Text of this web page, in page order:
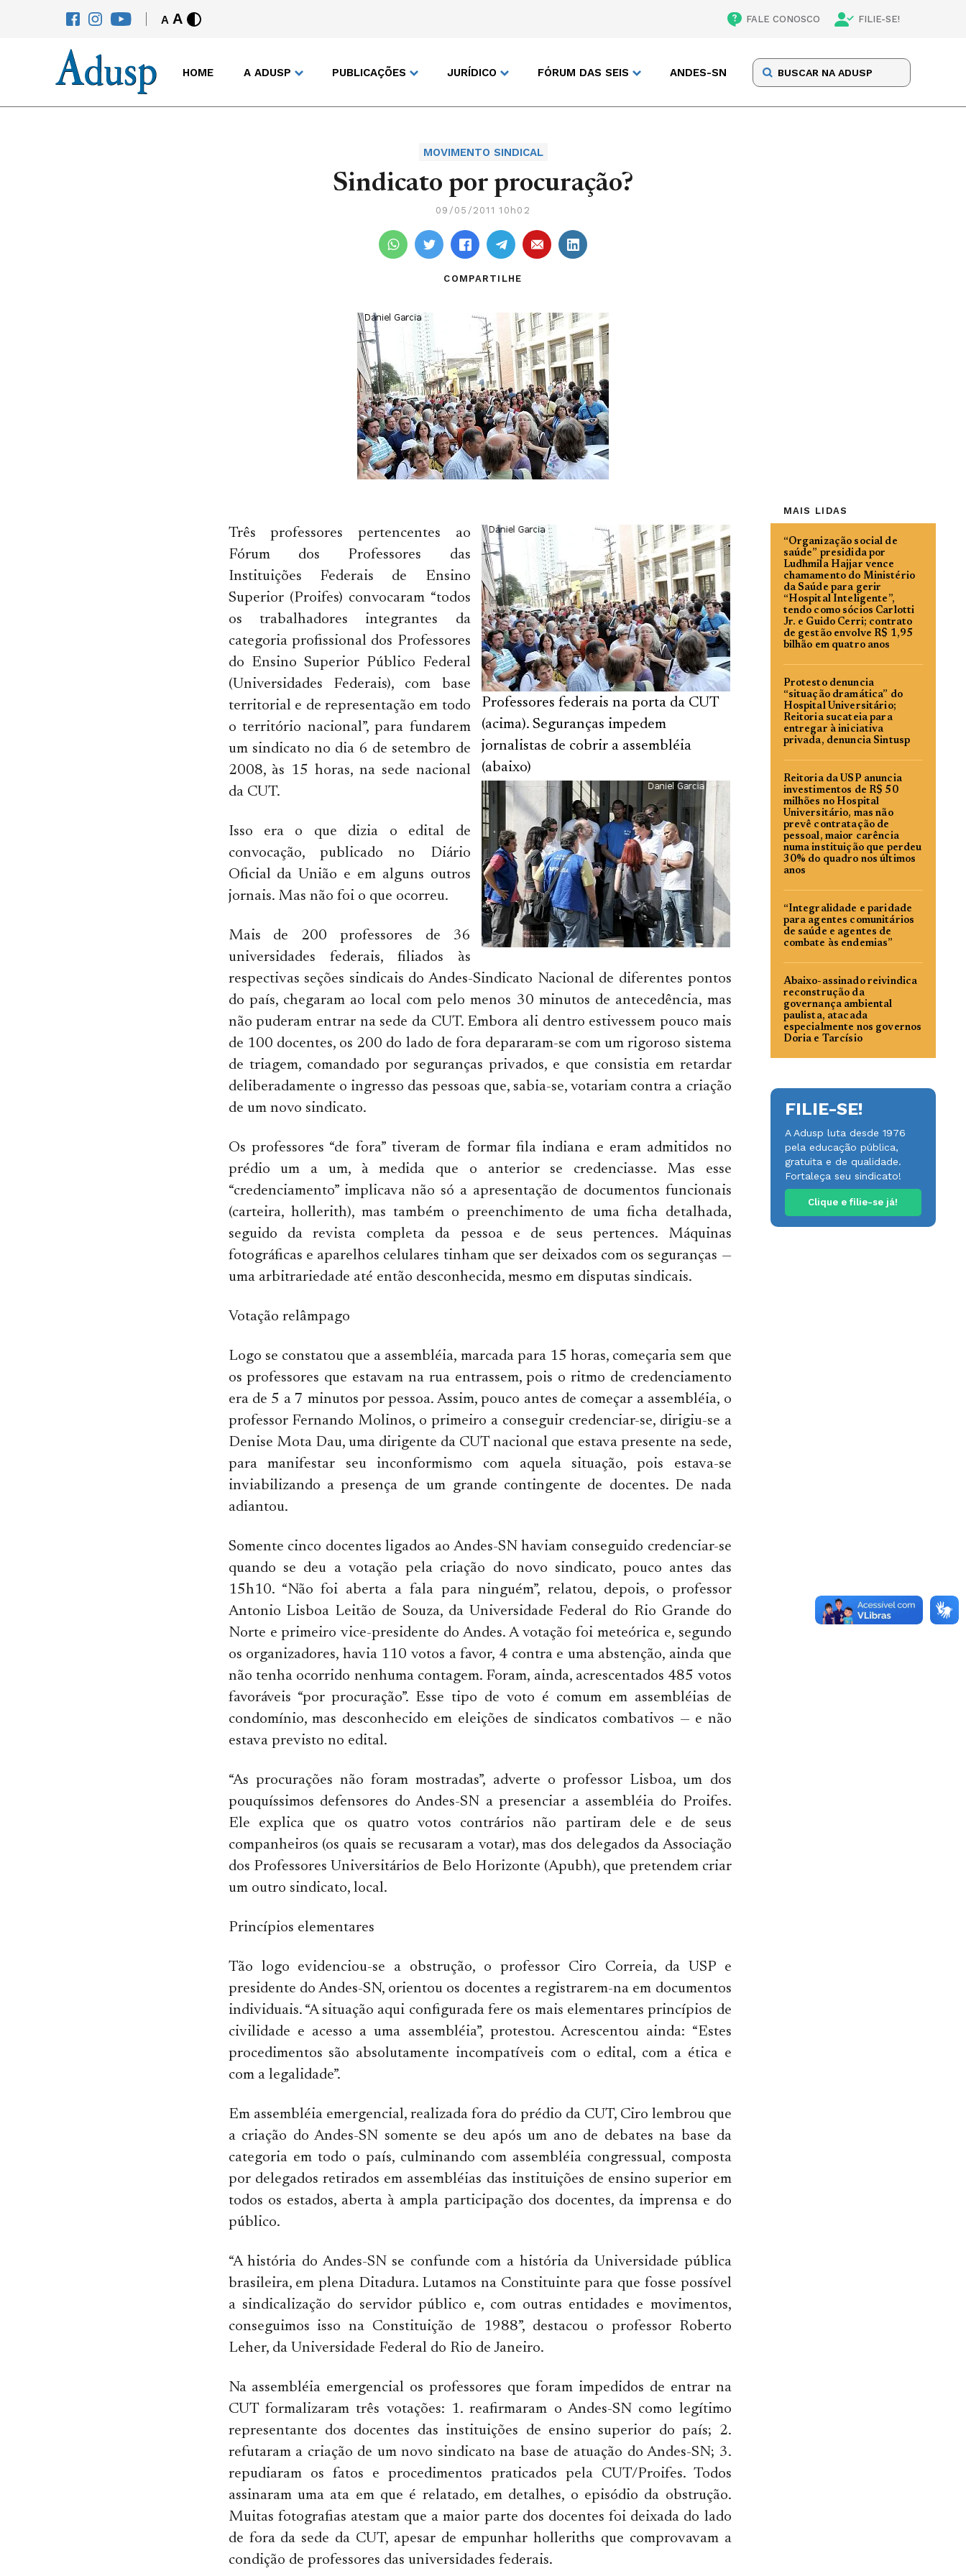
A A FALE CONOSCO FILIE-SE!
HOME A ADUSP PUBLICAÇÕES JURÍDICO FÓRUM DAS SEIS ANDES-SN
MOVIMENTO SINDICAL
Sindicato por procuração?
09/05/2011 10h02
COMPARTILHE
Professores federais na porta da CUT
(acima). Seguranças impedem
jornalistas de cobrir a assembléia
(abaixo)
Três professores pertencentes ao
Fórum dos Professores das
Instituições Federais de Ensino
Superior (Proifes) convocaram “todos
os trabalhadores integrantes da
categoria profissional dos Professores
do Ensino Superior Público Federal
(Universidades Federais), com base
territorial e de representação em todo
o território nacional”, para fundarem
um sindicato no dia 6 de setembro de
2008, às 15 horas, na sede nacional
da CUT.
Isso era o que dizia o edital de
convocação, publicado no Diário
Oficial da União e em alguns outros
jornais. Mas não foi o que ocorreu.
Mais de 200 professores de 36
universidades federais, filiados às
respectivas seções sindicais do Andes-Sindicato Nacional de diferentes pontos
do país, chegaram ao local com pelo menos 30 minutos de antecedência, mas
não puderam entrar na sede da CUT. Embora ali dentro estivessem pouco mais
de 100 docentes, os 200 do lado de fora depararam-se com um rigoroso sistema
de triagem, comandado por seguranças privados, e que consistia em retardar
deliberadamente o ingresso das pessoas que, sabia-se, votariam contra a criação
de um novo sindicato.
Os professores “de fora” tiveram de formar fila indiana e eram admitidos no
prédio um a um, à medida que o anterior se credenciasse. Mas esse
“credenciamento” implicava não só a apresentação de documentos funcionais
(carteira, hollerith), mas também o preenchimento de uma ficha detalhada,
seguido da revista completa da pessoa e de seus pertences. Máquinas
fotográficas e aparelhos celulares tinham que ser deixados com os seguranças —
uma arbitrariedade até então desconhecida, mesmo em disputas sindicais.
Votação relâmpago
Logo se constatou que a assembléia, marcada para 15 horas, começaria sem que
os professores que estavam na rua entrassem, pois o ritmo de credenciamento
era de 5 a 7 minutos por pessoa. Assim, pouco antes de começar a assembléia, o
professor Fernando Molinos, o primeiro a conseguir credenciar-se, dirigiu-se a
Denise Mota Dau, uma dirigente da CUT nacional que estava presente na sede,
para manifestar seu inconformismo com aquela situação, pois estava-se
inviabilizando a presença de um grande contingente de docentes. De nada
adiantou.
Somente cinco docentes ligados ao Andes-SN haviam conseguido credenciar-se
quando se deu a votação pela criação do novo sindicato, pouco antes das
15h10. “Não foi aberta a fala para ninguém”, relatou, depois, o professor
Antonio Lisboa Leitão de Souza, da Universidade Federal do Rio Grande do
Norte e primeiro vice-presidente do Andes. A votação foi meteórica e, segundo
os organizadores, havia 110 votos a favor, 4 contra e uma abstenção, ainda que
não tenha ocorrido nenhuma contagem. Foram, ainda, acrescentados 485 votos
favoráveis “por procuração”. Esse tipo de voto é comum em assembléias de
condomínio, mas desconhecido em eleições de sindicatos combativos — e não
estava previsto no edital.
“As procurações não foram mostradas”, adverte o professor Lisboa, um dos
pouquíssimos defensores do Andes-SN a presenciar a assembléia do Proifes.
Ele explica que os quatro votos contrários não partiram dele e de seus
companheiros (os quais se recusaram a votar), mas dos delegados da Associação
dos Professores Universitários de Belo Horizonte (Apubh), que pretendem criar
um outro sindicato, local.
Princípios elementares
Tão logo evidenciou-se a obstrução, o professor Ciro Correia, da USP e
presidente do Andes-SN, orientou os docentes a registrarem-na em documentos
individuais. “A situação aqui configurada fere os mais elementares princípios de
civilidade e acesso a uma assembléia”, protestou. Acrescentou ainda: “Estes
procedimentos são absolutamente incompatíveis com o edital, com a ética e
com a legalidade”.
Em assembléia emergencial, realizada fora do prédio da CUT, Ciro lembrou que
a criação do Andes-SN somente se deu após um ano de debates na base da
categoria em todo o país, culminando com assembléia congressual, composta
por delegados retirados em assembléias das instituições de ensino superior em
todos os estados, aberta à ampla participação dos docentes, da imprensa e do
público.
“A história do Andes-SN se confunde com a história da Universidade pública
brasileira, em plena Ditadura. Lutamos na Constituinte para que fosse possível
a sindicalização do servidor público e, com outras entidades e movimentos,
conseguimos isso na Constituição de 1988”, destacou o professor Roberto
Leher, da Universidade Federal do Rio de Janeiro.
Na assembléia emergencial os professores que foram impedidos de entrar na
CUT formalizaram três votações: 1. reafirmaram o Andes-SN como legítimo
representante dos docentes das instituições de ensino superior do país; 2.
refutaram a criação de um novo sindicato na base de atuação do Andes-SN; 3.
repudiaram os fatos e procedimentos praticados pela CUT/Proifes. Todos
assinaram uma ata em que é relatado, em detalhes, o episódio da obstrução.
Muitas fotografias atestam que a maior parte dos docentes foi deixada do lado
de fora da sede da CUT, apesar de empunhar holleriths que comprovavam a
condição de professores das universidades federais.
MAIS LIDAS
“Organização social de
saúde” presidida por
Ludhmila Hajjar vence
chamamento do Ministério
da Saúde para gerir
“Hospital Inteligente”,
tendo como sócios Carlotti
Jr. e Guido Cerri; contrato
de gestão envolve R$ 1,95
bilhão em quatro anos
Protesto denuncia
“situação dramática” do
Hospital Universitário;
Reitoria sucateia para
entregar à iniciativa
privada, denuncia Sintusp
Reitoria da USP anuncia
investimentos de R$ 50
milhões no Hospital
Universitário, mas não
prevê contratação de
pessoal, maior carência
numa instituição que perdeu
30% do quadro nos últimos
anos
“Integralidade e paridade
para agentes comunitários
de saúde e agentes de
combate às endemias”
Abaixo-assinado reivindica
reconstrução da
governança ambiental
paulista, atacada
especialmente nos governos
Doria e Tarcísio
FILIE-SE!
A Adusp luta desde 1976
pela educação pública,
gratuita e de qualidade.
Fortaleça seu sindicato!
Clique e filie-se já!